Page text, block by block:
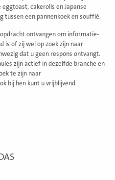
cakerolls en Japanse
tussen een pannenkoek en soufflé.
ontvangen om informatie-
is of zij wel op zoek zijn naar
dat u geen respons ontvangt.
zijn actief in dezelfde branche en
te zijn naar
bij hen kunt u vrijblijvend